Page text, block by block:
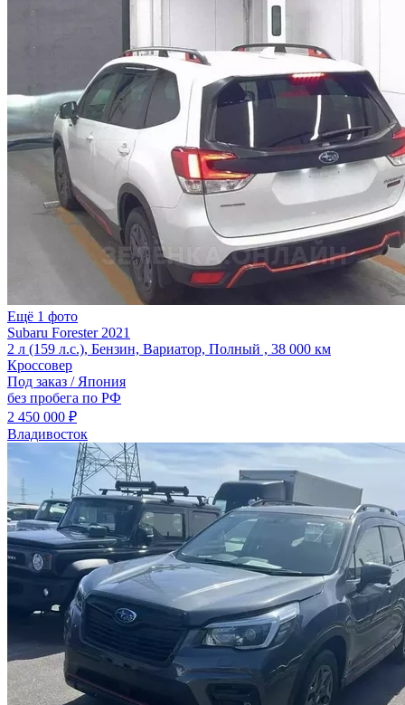
Ещё 1 фото
Subaru Forester 2021
2 л (159 л.с.), Бензин, Вариатор, Полный , 38 000 км
Кроссовер
Под заказ / Япония
без пробега по РФ
2 450 000 ₽
Владивосток